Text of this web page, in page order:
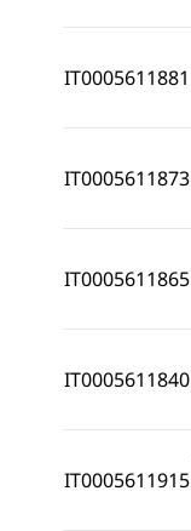
IT0005611881
IT0005611873
IT0005611865
IT0005611840
IT0005611915